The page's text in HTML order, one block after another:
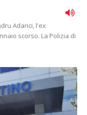
Adarici, l'ex
scorso. La Polizia di